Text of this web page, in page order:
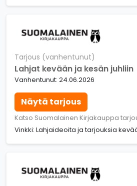
Tarjous (vanhentunut)
Lahjat kevään ja kesän juhliin
Vanhentunut: 24.06.2026
Näytä tarjous
Katso Suomalainen Kirjakauppa
Vinkki: Lahjaideoita ja tarjouksia